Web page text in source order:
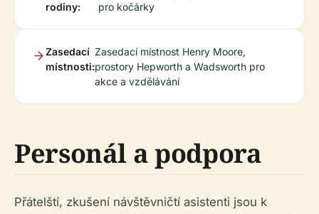
rodiny:
pro kočárky
Zasedací
místnosti:
Zasedací místnost Henry Moore,
prostory Hepworth a Wadsworth pro
akce a vzdělávání
Personál a podpora
Přátelští, zkušení návštěvničtí asistenti jsou k